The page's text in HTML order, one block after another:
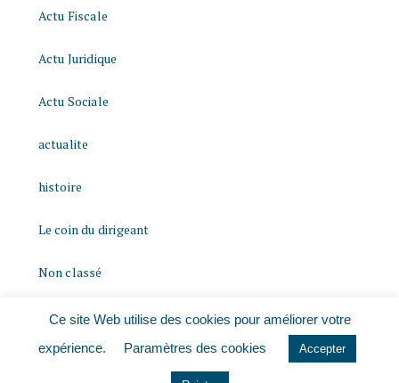
Actu Fiscale
Actu Juridique
Actu Sociale
actualite
histoire
Le coin du dirigeant
Non classé
quizz
Ce site Web utilise des cookies pour améliorer votre
expérience.
Paramètres des cookies Accepter